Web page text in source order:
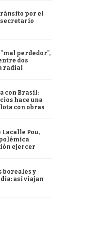
por el
secretario
perdedor",
dos
radial
con Brasil:
hace una
con obras
Lacalle Pou,
ejercer
boreales y
día: así viajan